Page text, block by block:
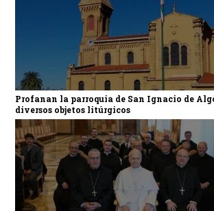
Profanan la parroquia de San Ignacio de
diversos objetos litúrgicos